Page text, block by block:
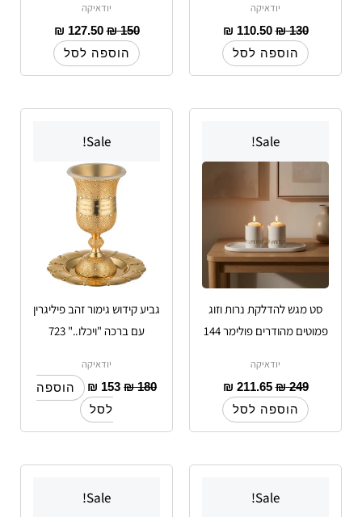
יודאיקה
₪130
₪ 110.50
הוספה לסל
יודאיקה
₪150
₪ 127.50
הוספה לסל
Sale!
סט מגש להדלקת נרות וזוג
פמוטים מהודרים פולימר 144
יודאיקה
₪249
₪ 211.65
הוספה לסל
Sale!
גביע קידוש גימור זהב פיליגרין
עם ברכה "ויכלו.." 723
יודאיקה
₪180
₪ 153
הוספה
לסל
Sale!
Sale!